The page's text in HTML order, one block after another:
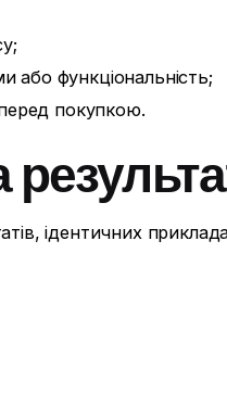
або функціональність;
покупкою.
ідентичних